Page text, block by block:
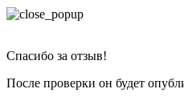
Спасибо за отзыв!
После проверки он будет